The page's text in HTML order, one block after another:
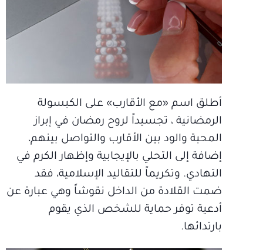
أطلق اسم «مع الأقارب» على الكبسولة
الرمضانية ، تجسيداً لروح رمضان في إبراز
المحبة والود بين الأقارب والتواصل بينهم،
إضافة إلى التحلي بالإيجابية وإظهار الكرم في
التهادي. وتكريماً للتقاليد الإسلامية، فقد
ضمت القلادة من الداخل نقوشاً وهي عبارة عن
أدعية توفر حماية للشخص الذي يقوم
بارتدائها.